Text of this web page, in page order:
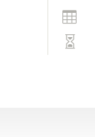

